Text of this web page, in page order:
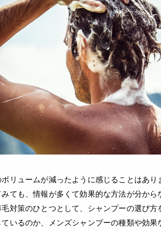
リュームが減ったように感じることはあり
ても、情報が多くて効果的な方法が分から
対策のひとつとして、シャンプーの選び方
いるのか、メンズシャンプーの種類や効果